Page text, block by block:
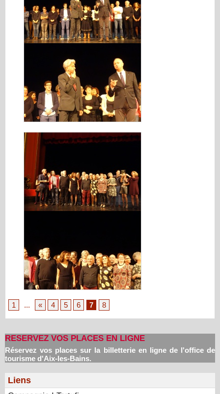
1 ... « 4 5 6 7 8
RESERVEZ VOS PLACES EN LIGNE
Réservez vos places sur la billetterie en ligne de l'office de
tourisme d'Aix-les-Bains.
Liens